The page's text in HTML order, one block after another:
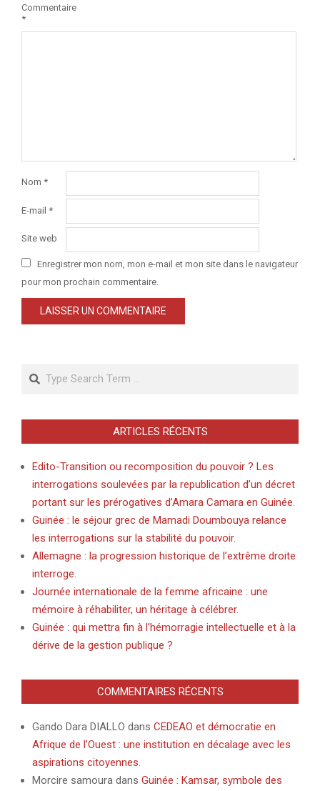
Commentaire
*
Nom *
E-mail *
Site web
Enregistrer mon nom, mon e-mail et mon site dans le navigateur
pour mon prochain commentaire.
ARTICLES RÉCENTS
Edito-Transition ou recomposition du pouvoir ? Les
interrogations soulevées par la republication d’un décret
portant sur les prérogatives d’Amara Camara en Guinée.
Guinée : le séjour grec de Mamadi Doumbouya relance
les interrogations sur la stabilité du pouvoir.
Allemagne : la progression historique de l’extrême droite
interroge.
Journée internationale de la femme africaine : une
mémoire à réhabiliter, un héritage à célébrer.
Guinée : qui mettra fin à l’hémorragie intellectuelle et à la
dérive de la gestion publique ?
COMMENTAIRES RÉCENTS
Gando Dara DIALLO dans CEDEAO et démocratie en
Afrique de l’Ouest : une institution en décalage avec les
aspirations citoyennes.
Morcire samoura dans Guinée : Kamsar, symbole des